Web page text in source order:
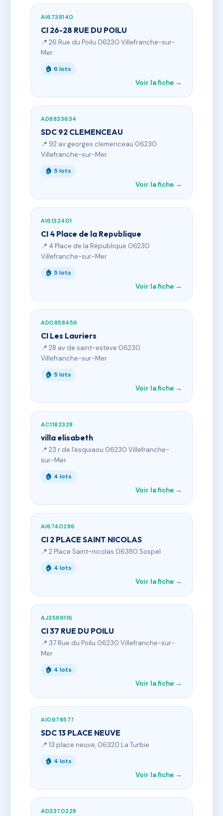
AI6738140
CI 26-28 RUE DU POILU
📍 26 Rue du Poilu 06230 Villefranche-sur-
Mer
🏠 6 lots
Voir la fiche →
AD8833634
SDC 92 CLEMENCEAU
📍 92 av georges clemenceau 06230
Villefranche-sur-Mer
🏠 5 lots
Voir la fiche →
AI6132401
CI 4 Place de la Republique
📍 4 Place de la République 06230
Villefranche-sur-Mer
🏠 5 lots
Voir la fiche →
AD0858456
CI Les Lauriers
📍 28 av de saint-esteve 06230
Villefranche-sur-Mer
🏠 5 lots
Voir la fiche →
AC1182328
villa elisabeth
📍 23 r de l'esquiaou 06230 Villefranche-
sur-Mer
🏠 4 lots
Voir la fiche →
AI6740286
CI 2 PLACE SAINT NICOLAS
📍 2 Place Saint-nicolas 06380 Sospel
🏠 4 lots
Voir la fiche →
AJ3589116
CI 37 RUE DU POILU
📍 37 Rue du Poilu 06230 Villefranche-sur-
Mer
🏠 4 lots
Voir la fiche →
AI0978577
SDC 13 PLACE NEUVE
📍 13 place neuve, 06320 La Turbie
🏠 4 lots
Voir la fiche →
AD3370228